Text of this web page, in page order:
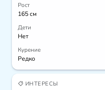
Рост
165 см
Дети
Нет
Курение
Редко
ИНТЕРЕСЫ